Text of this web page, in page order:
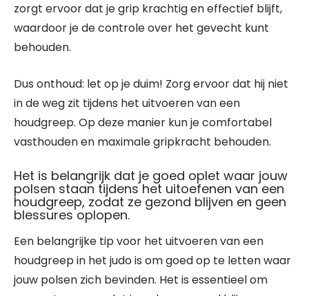
zorgt ervoor dat je grip krachtig en effectief blijft,
waardoor je de controle over het gevecht kunt
behouden.
Dus onthoud: let op je duim! Zorg ervoor dat hij niet
in de weg zit tijdens het uitvoeren van een
houdgreep. Op deze manier kun je comfortabel
vasthouden en maximale gripkracht behouden.
Het is belangrijk dat je goed oplet waar jouw
polsen staan tijdens het uitoefenen van een
houdgreep, zodat ze gezond blijven en geen
blessures oplopen.
Een belangrijke tip voor het uitvoeren van een
houdgreep in het judo is om goed op te letten waar
jouw polsen zich bevinden. Het is essentieel om